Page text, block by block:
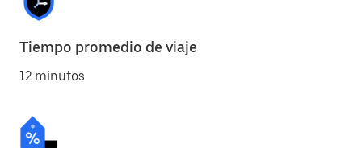
Tiempo promedio de viaje
12 minutos